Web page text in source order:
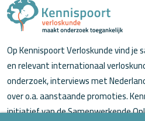
Op Kennispoort Verloskunde vind
en relevant internationaal
onderzoek, interviews met
over o.a. aanstaande promoties.
initiatief van de Samenwerkende